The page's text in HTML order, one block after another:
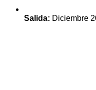
Salida: Diciembre